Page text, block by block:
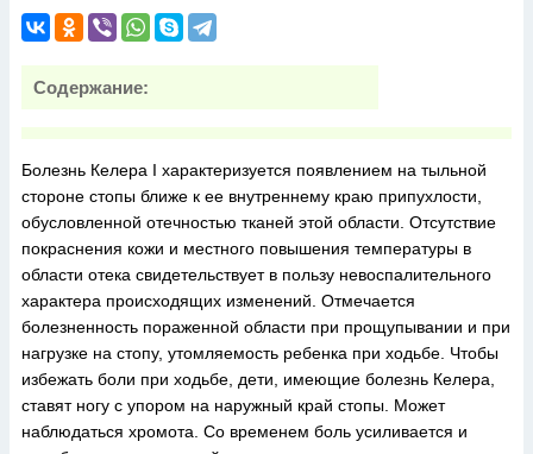
Содержание:
Болезнь Келера I характеризуется появлением на тыльной
стороне стопы ближе к ее внутреннему краю припухлости,
обусловленной отечностью тканей этой области. Отсутствие
покраснения кожи и местного повышения температуры в
области отека свидетельствует в пользу невоспалительного
характера происходящих изменений. Отмечается
болезненность пораженной области при прощупывании и при
нагрузке на стопу, утомляемость ребенка при ходьбе. Чтобы
избежать боли при ходьбе, дети, имеющие болезнь Келера,
ставят ногу с упором на наружный край стопы. Может
наблюдаться хромота. Со временем боль усиливается и